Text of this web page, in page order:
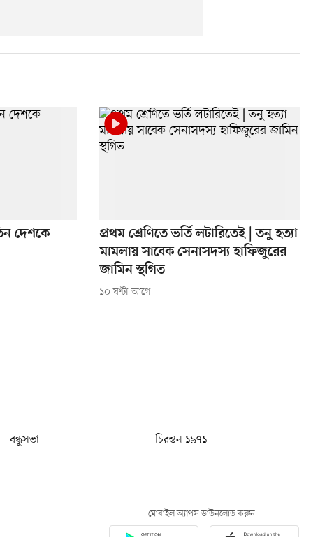
দেশকে
প্রথম শ্রেণিতে ভর্তি লটারিতেই | তনু হত্যা
মামলায় সাবেক সেনাসদস্য হাফিজুরের
জামিন স্থগিত
১০ ঘণ্টা আগে
বন্ধুসভা
চিরন্তন ১৯৭১
মোবাইল অ্যাপস ডাউনলোড করুন